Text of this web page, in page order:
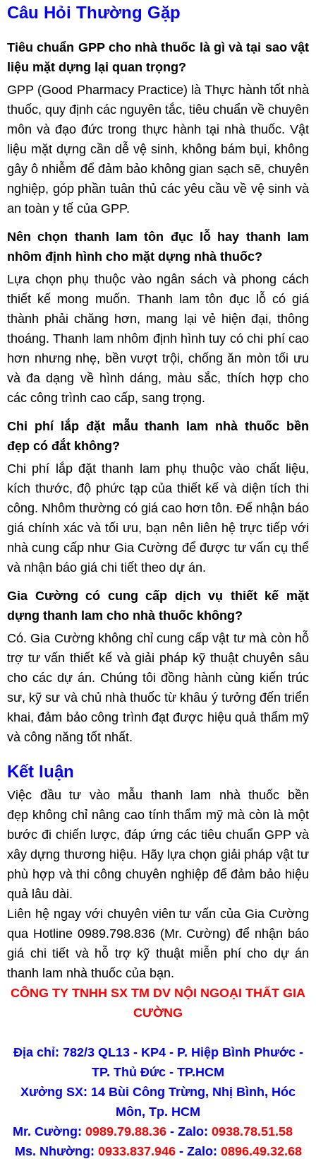
Câu Hỏi Thường Gặp
Tiêu chuẩn GPP cho nhà thuốc là gì và tại sao vật
liệu mặt dựng lại quan trọng?
GPP (Good Pharmacy Practice) là Thực hành tốt nhà
thuốc, quy định các nguyên tắc, tiêu chuẩn về chuyên
môn và đạo đức trong thực hành tại nhà thuốc. Vật
liệu mặt dựng cần dễ vệ sinh, không bám bụi, không
gây ô nhiễm để đảm bảo không gian sạch sẽ, chuyên
nghiệp, góp phần tuân thủ các yêu cầu về vệ sinh và
an toàn y tế của GPP.
Nên chọn thanh lam tôn đục lỗ hay thanh lam
nhôm định hình cho mặt dựng nhà thuốc?
Lựa chọn phụ thuộc vào ngân sách và phong cách
thiết kế mong muốn. Thanh lam tôn đục lỗ có giá
thành phải chăng hơn, mang lại vẻ hiện đại, thông
thoáng. Thanh lam nhôm định hình tuy có chi phí cao
hơn nhưng nhẹ, bền vượt trội, chống ăn mòn tối ưu
và đa dạng về hình dáng, màu sắc, thích hợp cho
các công trình cao cấp, sang trọng.
Chi phí lắp đặt mẫu thanh lam nhà thuốc bền
đẹp có đắt không?
Chi phí lắp đặt thanh lam phụ thuộc vào chất liệu,
kích thước, độ phức tạp của thiết kế và diện tích thi
công. Nhôm thường có giá cao hơn tôn. Để nhận báo
giá chính xác và tối ưu, bạn nên liên hệ trực tiếp với
nhà cung cấp như Gia Cường để được tư vấn cụ thể
và nhận báo giá chi tiết theo dự án.
Gia Cường có cung cấp dịch vụ thiết kế mặt
dựng thanh lam cho nhà thuốc không?
Có. Gia Cường không chỉ cung cấp vật tư mà còn hỗ
trợ tư vấn thiết kế và giải pháp kỹ thuật chuyên sâu
cho các dự án. Chúng tôi đồng hành cùng kiến trúc
sư, kỹ sư và chủ nhà thuốc từ khâu ý tưởng đến triển
khai, đảm bảo công trình đạt được hiệu quả thẩm mỹ
và công năng tốt nhất.
Kết luận
Việc đầu tư vào mẫu thanh lam nhà thuốc bền
đẹp không chỉ nâng cao tính thẩm mỹ mà còn là một
bước đi chiến lược, đáp ứng các tiêu chuẩn GPP và
xây dựng thương hiệu. Hãy lựa chọn giải pháp vật tư
phù hợp và thi công chuyên nghiệp để đảm bảo hiệu
quả lâu dài.
Liên hệ ngay với chuyên viên tư vấn của Gia Cường
qua Hotline 0989.798.836 (Mr. Cường) để nhận báo
giá chi tiết và hỗ trợ kỹ thuật miễn phí cho dự án
thanh lam nhà thuốc của bạn.
CÔNG TY TNHH SX TM DV NỘI NGOẠI THẤT GIA
CƯỜNG
Địa chỉ: 782/3 QL13 - KP4 - P. Hiệp Bình Phước -
TP. Thủ Đức - TP.HCM
Xưởng SX: 14 Bùi Công Trừng, Nhị Bình, Hóc
Môn, Tp. HCM
Mr. Cường: 0989.79.88.36 - Zalo: 0938.78.51.58
Ms. Nhường: 0933.837.946 - Zalo: 0896.49.32.68